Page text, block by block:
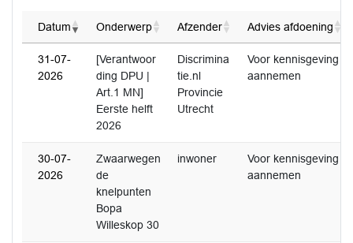
Datum Onderwerp Afzender Advies afdoening
31-07-
2026
[Verantwoor
ding DPU |
Art.1 MN]
Eerste helft
2026
Discrimina
tie.nl
Provincie
Utrecht
Voor kennisgeving
aannemen
30-07-
2026
Zwaarwegen
de
knelpunten
Bopa
Willeskop 30
inwoner
Voor kennisgeving
aannemen